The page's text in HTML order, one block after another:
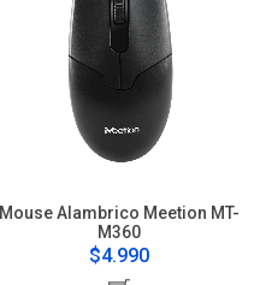
Mouse Alambrico Meetion MT-
M360
$4.990